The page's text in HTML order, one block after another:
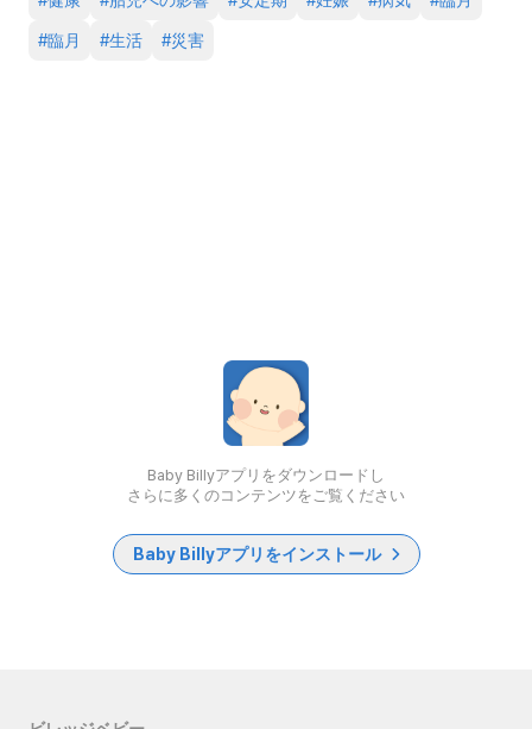
#臨月 #生活 #災害
Baby Billyアプリをダウンロードし
さらに多くのコンテンツをご覧ください
Baby Billyアプリをインストール